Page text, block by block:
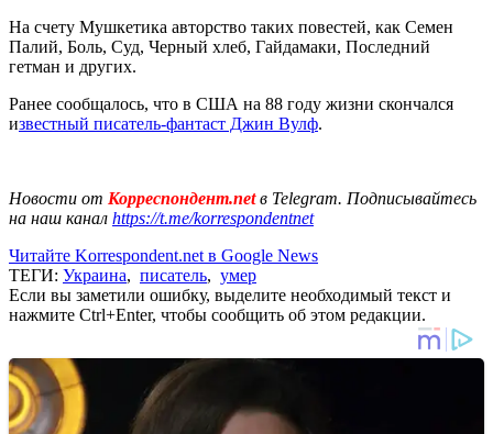
На счету Мушкетика авторство таких повестей, как Семен
Палий, Боль, Суд, Черный хлеб, Гайдамаки, Последний
гетман и других.
Ранее сообщалось, что в США на 88 году жизни скончался
известный писатель-фантаст Джин Вулф.
Новости от Корреспондент.netв Telegram. Подписывайтесь
на наш канал https://t.me/korrespondentnet
Читайте Korrespondent.net в Google News
ТЕГИ: Украина, писатель, умер
Если вы заметили ошибку, выделите необходимый текст и
нажмите Ctrl+Enter, чтобы сообщить об этом редакции.